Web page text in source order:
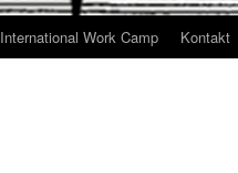
International Work Camp Kontakt